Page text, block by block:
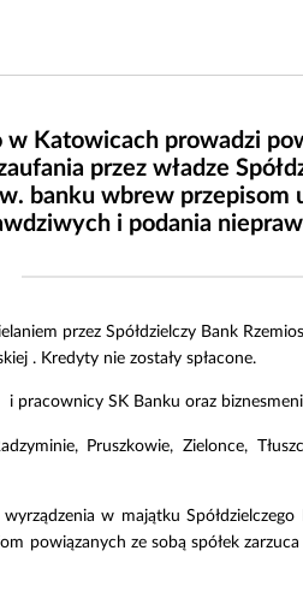
Katowicach prowadzi
przez władze
banku wbrew
i podania
przez Spółdzielczy Bank
. Kredyty nie zostały spłacone.
pracownicy SK Banku oraz
Pruszkowie, Zielonce,
w majątku
powiązanych ze sobą spółek